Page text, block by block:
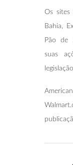
Os sites
Bahia,
Pão de
suas